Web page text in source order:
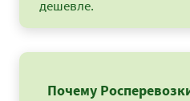
дешевле.
Почему